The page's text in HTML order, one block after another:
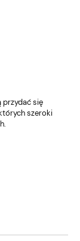
przydać się
szeroki